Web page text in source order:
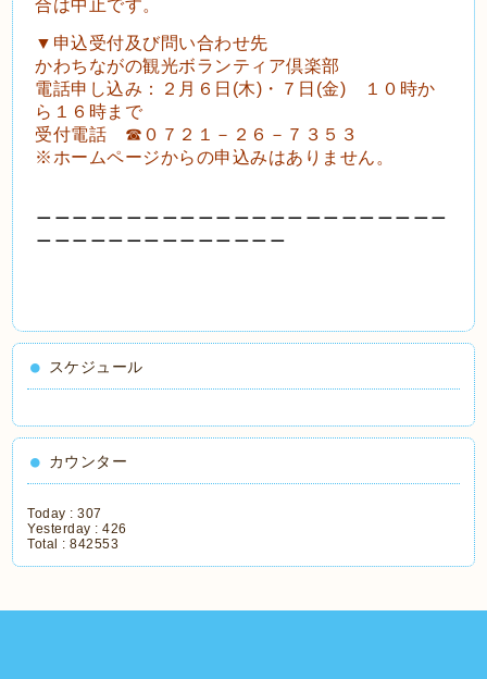
合は中止です。
▼申込受付及び問い合わせ先
かわちながの観光ボランティア倶楽部
電話申し込み：２月６日(木)・７日(金) １０時か
ら１６時まで
受付電話 ☎０７２１－２６－７３５３
※ホームページからの申込みはありません。
スケジュール
カウンター
Today :307
Yesterday :426
Total :842553